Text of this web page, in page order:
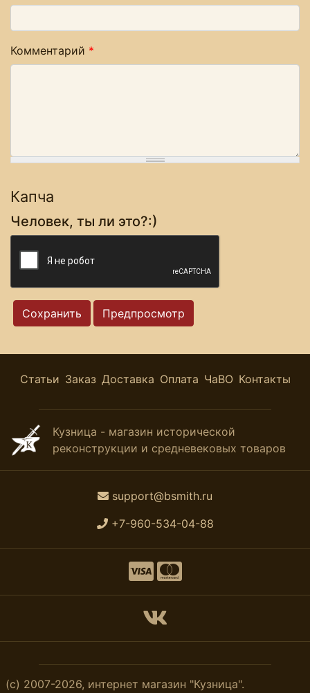
Комментарий *
Капча
Человек, ты ли это?:)
Статьи Заказ Доставка Оплата ЧаВО Контакты
Кузница - магазин исторической
реконструкции и средневековых товаров
support@bsmith.ru
+7-960-534-04-88
(с) 2007-2026, интернет магазин "Кузница".